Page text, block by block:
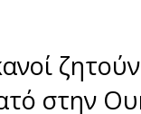
ζητούν
στην